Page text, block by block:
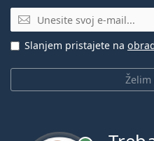
E-mail
Slanjem pristajete na